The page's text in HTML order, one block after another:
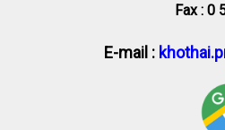
Fax : 0
E-mail :